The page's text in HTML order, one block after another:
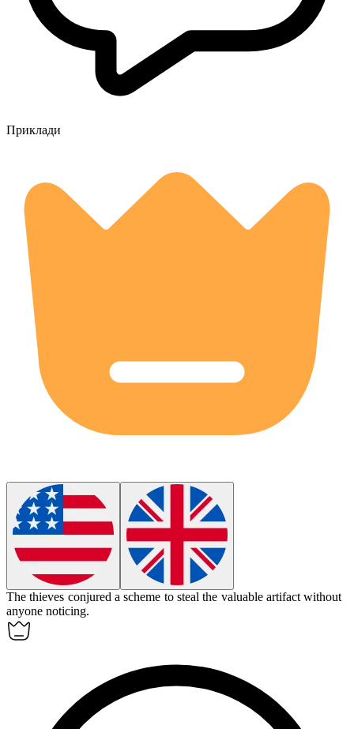
Приклади
The thieves conjured a scheme to steal the valuable artifact without
anyone noticing.